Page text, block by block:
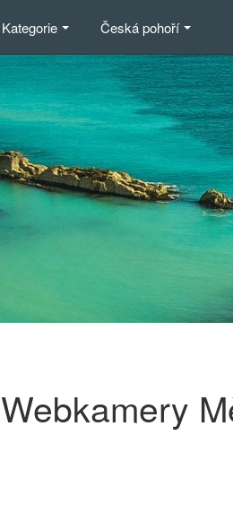
Kategorie Česká pohoří
Webkamery